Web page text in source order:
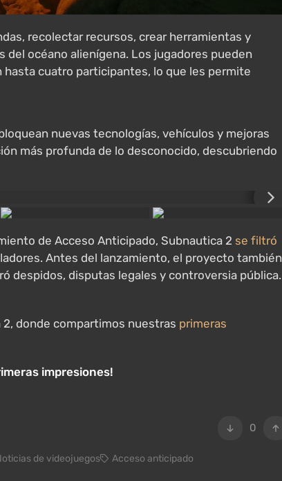
recolectar recursos, crear herramientas y
del océano alienígena. Los jugadores pueden
cuatro participantes, lo que les permite
nuevas tecnologías, vehículos y mejoras
más profunda de lo desconocido, descubriendo
de Acceso Anticipado, Subnautica 2 se filtró
Antes del lanzamiento, el proyecto también
despidos, disputas legales y controversia pública.
donde compartimos nuestras primeras
impresiones!
0
de videojuegos Acceso anticipado